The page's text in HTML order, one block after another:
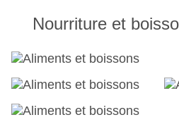
eau douce, chauffée :
octobre, chaises longues :
Serviettes de bain : sans
Boutique de souvenirs,
Médecin : Langues : anglais
Nourriture et